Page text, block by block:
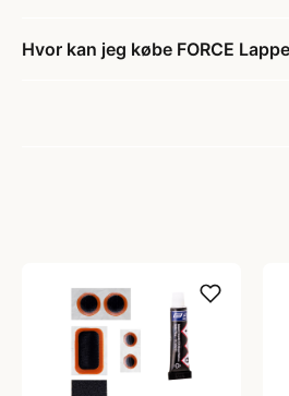
Hvor kan jeg købe FORCE